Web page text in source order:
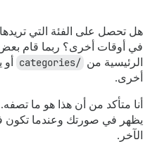
هل تحصل على الفئة التي
في أوقات أخرى؟ ربما قام
الرئيسية من /categories
أخرى.
أنا متأكد من أن هذا هو ما
يظهر في صورتك وعندما
الآخر.